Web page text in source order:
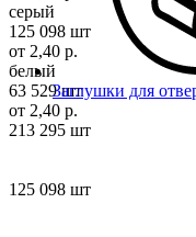
Заглушки для
серый
125 098 шт
от 2,40 р.
белый
63 529 шт
от 2,40 р.
213 295 шт
125 098 шт